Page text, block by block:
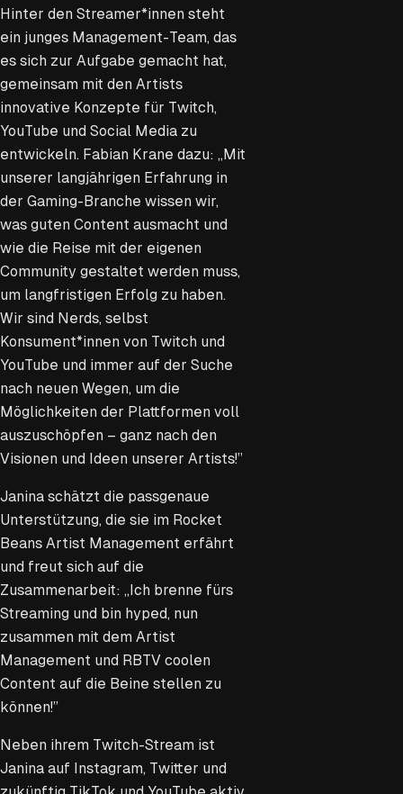
Hinter den Streamer*innen steht
ein junges Management-Team, das
es sich zur Aufgabe gemacht hat,
gemeinsam mit den Artists
innovative Konzepte für Twitch,
YouTube und Social Media zu
entwickeln. Fabian Krane dazu: „Mit
unserer langjährigen Erfahrung in
der Gaming-Branche wissen wir,
was guten Content ausmacht und
wie die Reise mit der eigenen
Community gestaltet werden muss,
um langfristigen Erfolg zu haben.
Wir sind Nerds, selbst
Konsument*innen von Twitch und
YouTube und immer auf der Suche
nach neuen Wegen, um die
Möglichkeiten der Plattformen voll
auszuschöpfen – ganz nach den
Visionen und Ideen unserer Artists!”
Janina schätzt die passgenaue
Unterstützung, die sie im Rocket
Beans Artist Management erfährt
und freut sich auf die
Zusammenarbeit: „Ich brenne fürs
Streaming und bin hyped, nun
zusammen mit dem Artist
Management und RBTV coolen
Content auf die Beine stellen zu
können!”
Neben ihrem Twitch-Stream ist
Janina auf Instagram, Twitter und